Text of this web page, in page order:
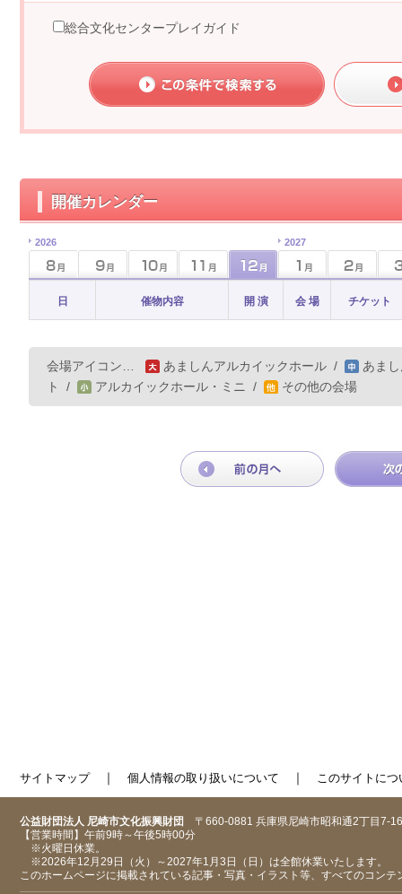
総合文化センタープレイガイド
開催カレンダー
2026 2027
日 催物内容 開 演 会 場 チケット
会場アイコン… あましんアルカイックホール /
あま
ト
/ アルカイックホール・ミニ / その他の会場
サイトマップ｜ 個人情報の取り扱いについて ｜ このサイトにつ
公益財団法人 尼崎市文化振興財団 〒660-0881 兵庫県尼崎市昭和通2丁目7-16
【営業時間】午前9時～午後5時00分
※火曜日休業。
※2026年12月29日（火）～2027年1月3日（日）は全館休業いたします。
このホームページに掲載されている記事・写真・イラスト等、すべてのコン